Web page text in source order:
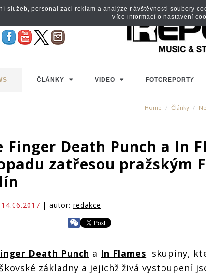
ČLÁNKY VIDEO FOTOREPORTY
Home Články
Finger Death Punch a In
zatřesou pražským
| autor: redakce
Death Punch a In Flames, skupiny,
základny a jejichž živá vystoupení
služeb, personalizaci reklam a analýze návštěvnosti soubory
Více informací o nastavení